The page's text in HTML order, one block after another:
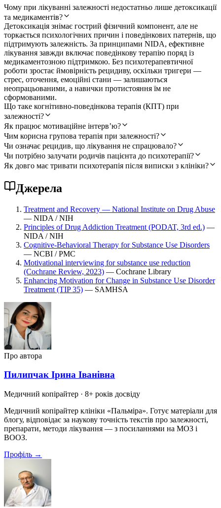
Чому при лікуванні залежності недостатньо лише детоксикації
та медикаментів?
Детоксикація знімає гострий фізичний компонент, але не
торкається психологічних причин і поведінкових патернів, що
підтримують залежність. За принципами NIDA, ефективне
лікування завжди включає поведінкову терапію поряд із
медикаментозною підтримкою. Без психотерапевтичної
роботи зростає ймовірність рецидиву, оскільки тригери —
стрес, оточення, емоційні стани — залишаються
неопрацьованими, а навички протистояння їм не
сформованими.
Що таке когнітивно-поведінкова терапія (КПТ) при
залежності?
Як працює мотиваційне інтервʼю?
Чим корисна групова терапія при залежності?
Чи означає рецидив, що лікування не спрацювало?
Чи потрібно залучати родичів пацієнта до психотерапії?
Як довго має тривати психотерапія після виписки з клініки?
Джерела
Treatment and Recovery — National Institute on Drug Abuse
— NIDA / NIH
Principles of Drug Addiction Treatment (PODAT, 3rd ed.) —
NIDA / NIH
Cognitive-Behavioral Therapy for Substance Use Disorders
— NCBI / PMC
Motivational interviewing for substance use reduction
(Cochrane Review, 2023) — Cochrane Library
Enhancing Motivation for Change in Substance Use Disorder
Treatment (TIP 35) — SAMHSA
Про автора
Пилипчак Ірина Іванівна
Медичний копірайтер · 8+ років досвіду
Медичний копірайтер клініки «Пальміра». Готує матеріали для
блогу, відповідає за наукову точність текстів про залежності,
препарати, методи лікування — з посиланнями на МОЗ і
ВООЗ.
Профіль →